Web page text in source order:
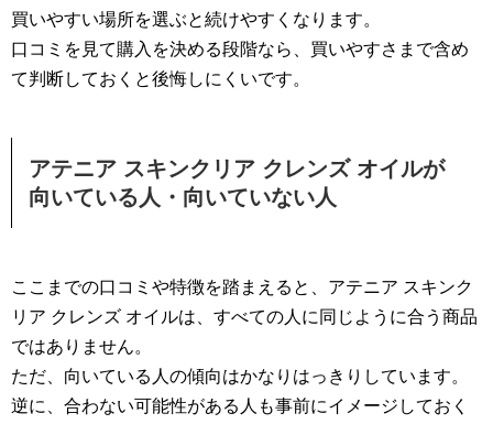
買いやすい場所を選ぶと続けやすくなります。
口コミを見て購入を決める段階なら、買いやすさまで含め
て判断しておくと後悔しにくいです。
アテニア スキンクリア クレンズ オイルが
向いている人・向いていない人
ここまでの口コミや特徴を踏まえると、アテニア スキンク
リア クレンズ オイルは、すべての人に同じように合う商品
ではありません。
ただ、向いている人の傾向はかなりはっきりしています。
逆に、合わない可能性がある人も事前にイメージしておく